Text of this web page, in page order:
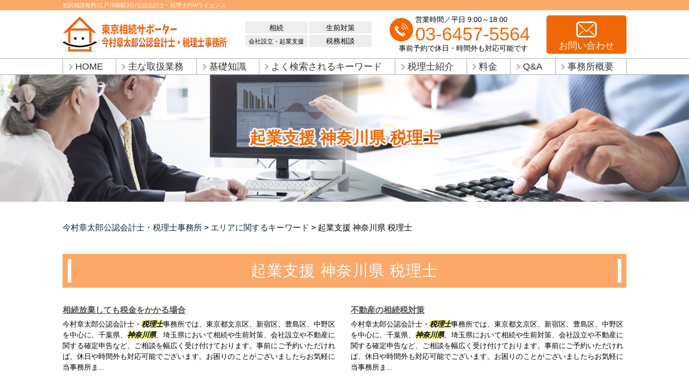
起業支援 神奈川県 税理士
初回相談無料/江戸川橋駅3分/公認会計士・税理士のWライセンス
相続 生前対策
会社設立・起業支援 税務相談
営業時間／平日 9:00～18:00
03-6457-5564
事前予約で休日・時間外も対応可能です お問い合わせ
HOME 主な取扱業務 基礎知識 よく検索されるキーワード 税理士紹介 料金 Q&A 事務所概要
今村章太郎公認会計士・税理士事務所 > エリアに関するキーワード > 起業支援 神奈川県 税理士
起業支援 神奈川県 税理士
相続放棄しても税金をかかる場合
今村章太郎公認会計士・ 税理士事務所では、東京都文京区、新宿区、豊島区、中野区
を中心に、千葉県、 神奈川県、埼玉県において相続や生前対策、会社設立や不動産に
関する確定申告など、ご相談を幅広く受け付けております。事前にご予約いただけれ
ば、休日や時間外も対応可能でございます。お困りのことがございましたらお気軽に
当事務所ま...
不動産の相続税対策
今村章太郎公認会計士・ 税理士事務所では、東京都文京区、新宿区、豊島区、中野区
を中心に、千葉県、 神奈川県、埼玉県において相続や生前対策、会社設立や不動産に
関する確定申告など、ご相談を幅広く受け付けております。事前にご予約いただけれ
ば、休日や時間外も対応可能でございます。お困りのことがございましたらお気軽に
当事務所ま...